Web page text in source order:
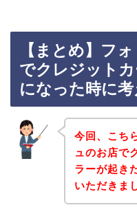
【まとめ】フ
でクレジット
になった時に
今回、こち
ュのお店で
ラーが起き
いただきま